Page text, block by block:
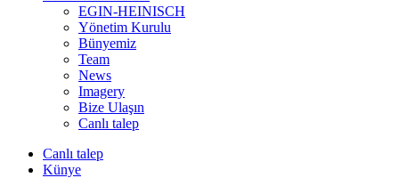
EGIN-HEINISCH
Yönetim Kurulu
Bünyemiz
Team
News
Imagery
Bize Ulaşın
Canlı talep
Canlı talep
Künye